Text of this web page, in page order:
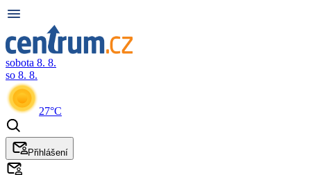
sobota 8. 8.
so 8. 8.
27°C
Přihlášení